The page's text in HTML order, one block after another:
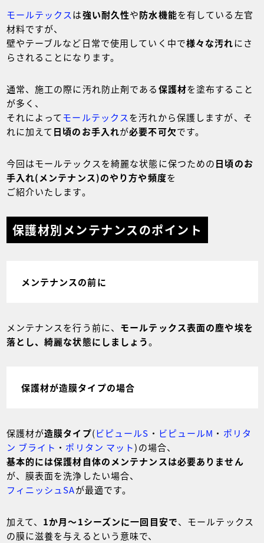
モールテックスは強い耐久性や防水機能を有している左官
材料ですが、
壁やテーブルなど日常で使用していく中で様々な汚れにさ
らされることになります。
通常、施工の際に汚れ防止剤である保護材を塗布すること
が多く、
それによってモールテックスを汚れから保護しますが、そ
れに加えて日頃のお手入れが必要不可欠です。
今回はモールテックスを綺麗な状態に保つための日頃のお
手入れ(メンテナンス)のやり方や頻度を
ご紹介いたします。
保護材別メンテナンスのポイント
メンテナンスの前に
メンテナンスを行う前に、 モールテックス表面の塵や埃を
落とし、綺麗な状態にしましょう。
保護材が造膜タイプの場合
保護材が造膜タイプ(ビピュールS ・ ビピュールM ・ ポリタ
ン ブライト ・ ポリタン マット)の場合、
基本的には保護材自体のメンテナンスは必要ありません
が、膜表面を洗浄したい場合、
フィニッシュSAが最適です。
加えて、 1か月～1シーズンに一回目安で、モールテックス
の膜に滋養を与えるという意味で、